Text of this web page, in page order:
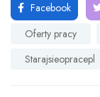
Facebook
Oferty pracy
Starajsieopracepl